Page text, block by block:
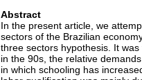
Abstract
In the present article, we
sectors of the Brazilian
three sectors hypothesis. It
in the 90s, the relative
in which schooling has